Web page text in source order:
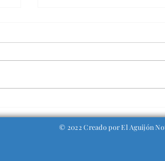
reelección y asegura
tener decidido su
compañero de fórmula
© 2022 Creado por El Aguijón